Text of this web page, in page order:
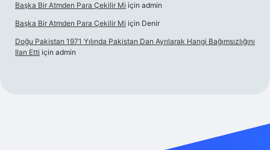
Başka Bir Atmden Para Çekilir Mi için admin
Başka Bir Atmden Para Çekilir Mi için Denir
Doğu Pakistan 1971 Yılında Pakistan Dan Ayrılarak Hangi Bağımsızlığını
Ilan Etti için admin